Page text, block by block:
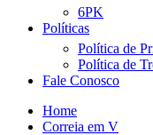
6PK
Políticas
Política de
Política de
Fale Conosco
Home
Correia em V